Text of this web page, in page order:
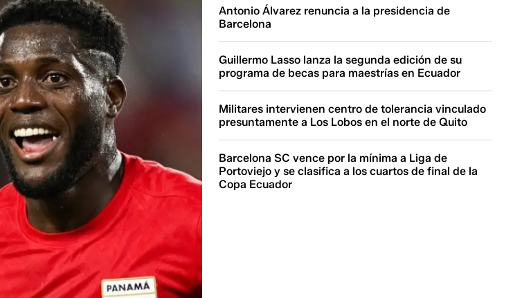
Antonio Álvarez renuncia a la presidencia de
Barcelona
Guillermo Lasso lanza la segunda edición de su
programa de becas para maestrías en Ecuador
Militares intervienen centro de tolerancia vinculado
presuntamente a Los Lobos en el norte de Quito
Barcelona SC vence por la mínima a Liga de
Portoviejo y se clasifica a los cuartos de final de la
Copa Ecuador